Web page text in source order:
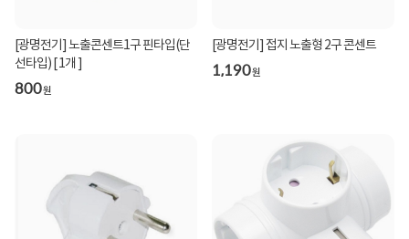
[광명전기] 노출콘센트1구 핀타입(단
선타입) [ 1개 ]
800원
[광명전기] 접지 노출형 2구 콘센트
1,190원